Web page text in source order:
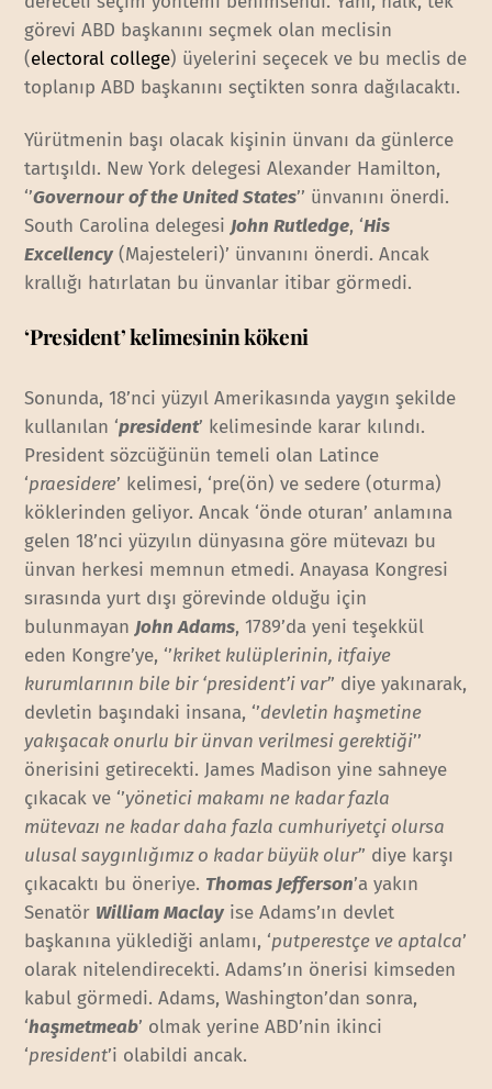
görevi ABD başkanını seçmek olan meclisin
(electoral college) üyelerini seçecek ve bu meclis de
toplanıp ABD başkanını seçtikten sonra dağılacaktı.
Yürütmenin başı olacak kişinin ünvanı da günlerce
tartışıldı. New York delegesi Alexander Hamilton,
‘’Governour of the United States’’ ünvanını önerdi.
South Carolina delegesiJohn Rutledge, ‘His
Excellency (Majesteleri)’ ünvanını önerdi. Ancak
krallığı hatırlatan bu ünvanlar itibar görmedi.
‘President’ kelimesinin kökeni
Sonunda, 18’nci yüzyıl Amerikasında yaygın şekilde
kullanılan ‘president’ kelimesinde karar kılındı.
President sözcüğünün temeli olan Latince
‘praesidere’ kelimesi, ‘pre(ön) ve sedere (oturma)
köklerinden geliyor. Ancak ‘önde oturan’ anlamına
gelen 18’nci yüzyılın dünyasına göre mütevazı bu
ünvan herkesi memnun etmedi. Anayasa Kongresi
sırasında yurt dışı görevinde olduğu için
bulunmayan John Adams, 1789’da yeni teşekkül
eden Kongre’ye, ‘’kriket kulüplerinin, itfaiye
kurumlarının bile bir ‘president’i var’’ diye yakınarak,
devletin başındaki insana, ‘’devletin haşmetine
yakışacak onurlu bir ünvan verilmesi gerektiği’’
önerisini getirecekti. James Madison yine sahneye
çıkacak ve ‘’yönetici makamı ne kadar fazla
mütevazı ne kadar daha fazla cumhuriyetçi olursa
ulusal saygınlığımız o kadar büyük olur’’ diye karşı
çıkacaktı bu öneriye. Thomas Jefferson’a yakın
Senatör William Maclay ise Adams’ın devlet
başkanına yüklediği anlamı, ‘putperestçe ve aptalca’
olarak nitelendirecekti. Adams’ın önerisi kimseden
kabul görmedi. Adams, Washington’dan sonra,
‘haşmetmeab’ olmak yerine ABD’nin ikinci
‘president’i olabildi ancak.